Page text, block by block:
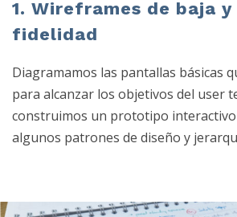
1. Wireframes de baja y
fidelidad
Diagramamos las pantallas básicas
para alcanzar los objetivos del user
construimos un prototipo interactivo
algunos patrones de diseño y